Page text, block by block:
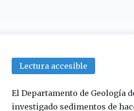
Lectura accesible
El Departamento de Geología
investigado sedimentos de